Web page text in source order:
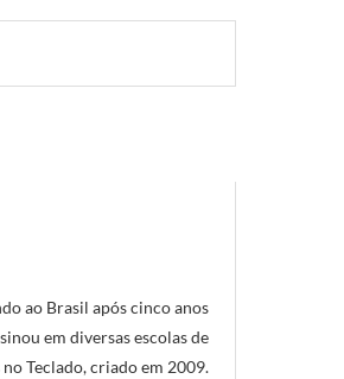
ao Brasil após cinco anos
em diversas escolas de
Teclado, criado em 2009.